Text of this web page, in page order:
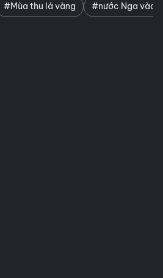
#Mùa thu lá vàng #nước Nga vào